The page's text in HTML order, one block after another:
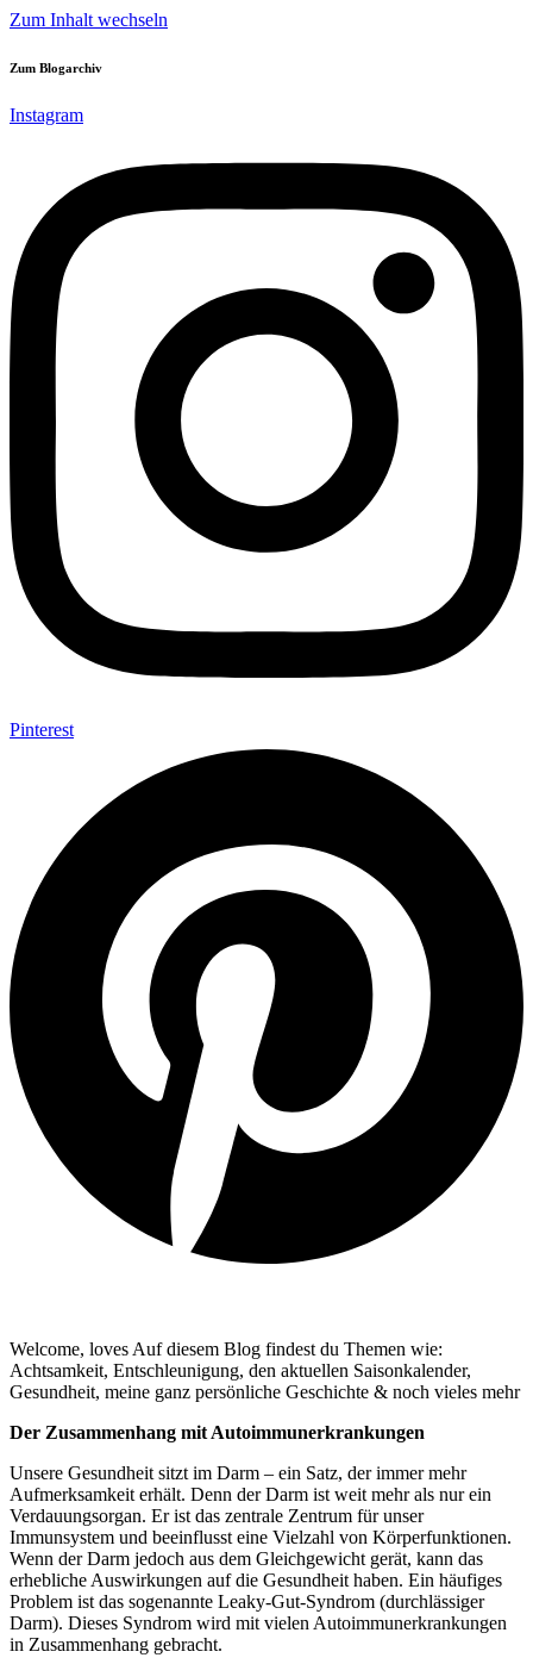
Zum Inhalt wechseln
Zum Blogarchiv
Instagram
Pinterest
Welcome, loves Auf diesem Blog findest du Themen wie:
Achtsamkeit, Entschleunigung, den aktuellen Saisonkalender,
Gesundheit, meine ganz persönliche Geschichte & noch vieles mehr
Der Zusammenhang mit Autoimmunerkrankungen
Unsere Gesundheit sitzt im Darm – ein Satz, der immer mehr
Aufmerksamkeit erhält. Denn der Darm ist weit mehr als nur ein
Verdauungsorgan. Er ist das zentrale Zentrum für unser
Immunsystem und beeinflusst eine Vielzahl von Körperfunktionen.
Wenn der Darm jedoch aus dem Gleichgewicht gerät, kann das
erhebliche Auswirkungen auf die Gesundheit haben. Ein häufiges
Problem ist das sogenannte Leaky-Gut-Syndrom (durchlässiger
Darm). Dieses Syndrom wird mit vielen Autoimmunerkrankungen
in Zusammenhang gebracht.